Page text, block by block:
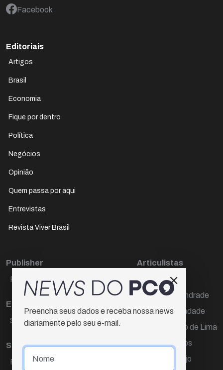
Facebook
Editoriais
Artigos
Brasil
Economia
Fique por dentro
Política
Negócios
Opinião
Quem passa por aqui
Entrevistas
Revista Viver Brasil
Publisher
Paulo Cesar de Oliveira
Editora Chefe
Sueli Cotta
Sub-editora
Raquel Ayres
Articulistas
Décio Freire
Dr Marcos Andrade
Hamilton Trindade
Igor Carvalho de Lima
Mario Campos
Renata Araújo
Preencha seus dados e receba nossa news
diariamente pelo seu e-mail.